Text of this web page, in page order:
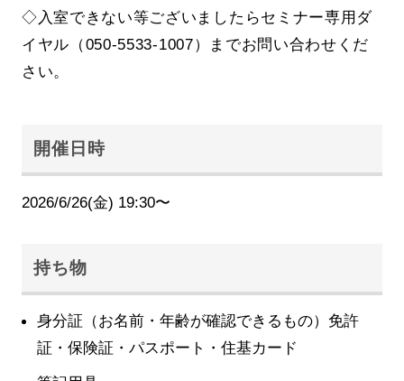
◇入室できない等ございましたらセミナー専用ダ
イヤル（050-5533-1007）までお問い合わせくだ
さい。
開催日時
2026/6/26(金) 19:30〜
持ち物
身分証（お名前・年齢が確認できるもの）免許
証・保険証・パスポート・住基カード